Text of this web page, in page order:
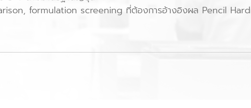
formulation screening ที่ต้องการอ้างอิงผล Pencil